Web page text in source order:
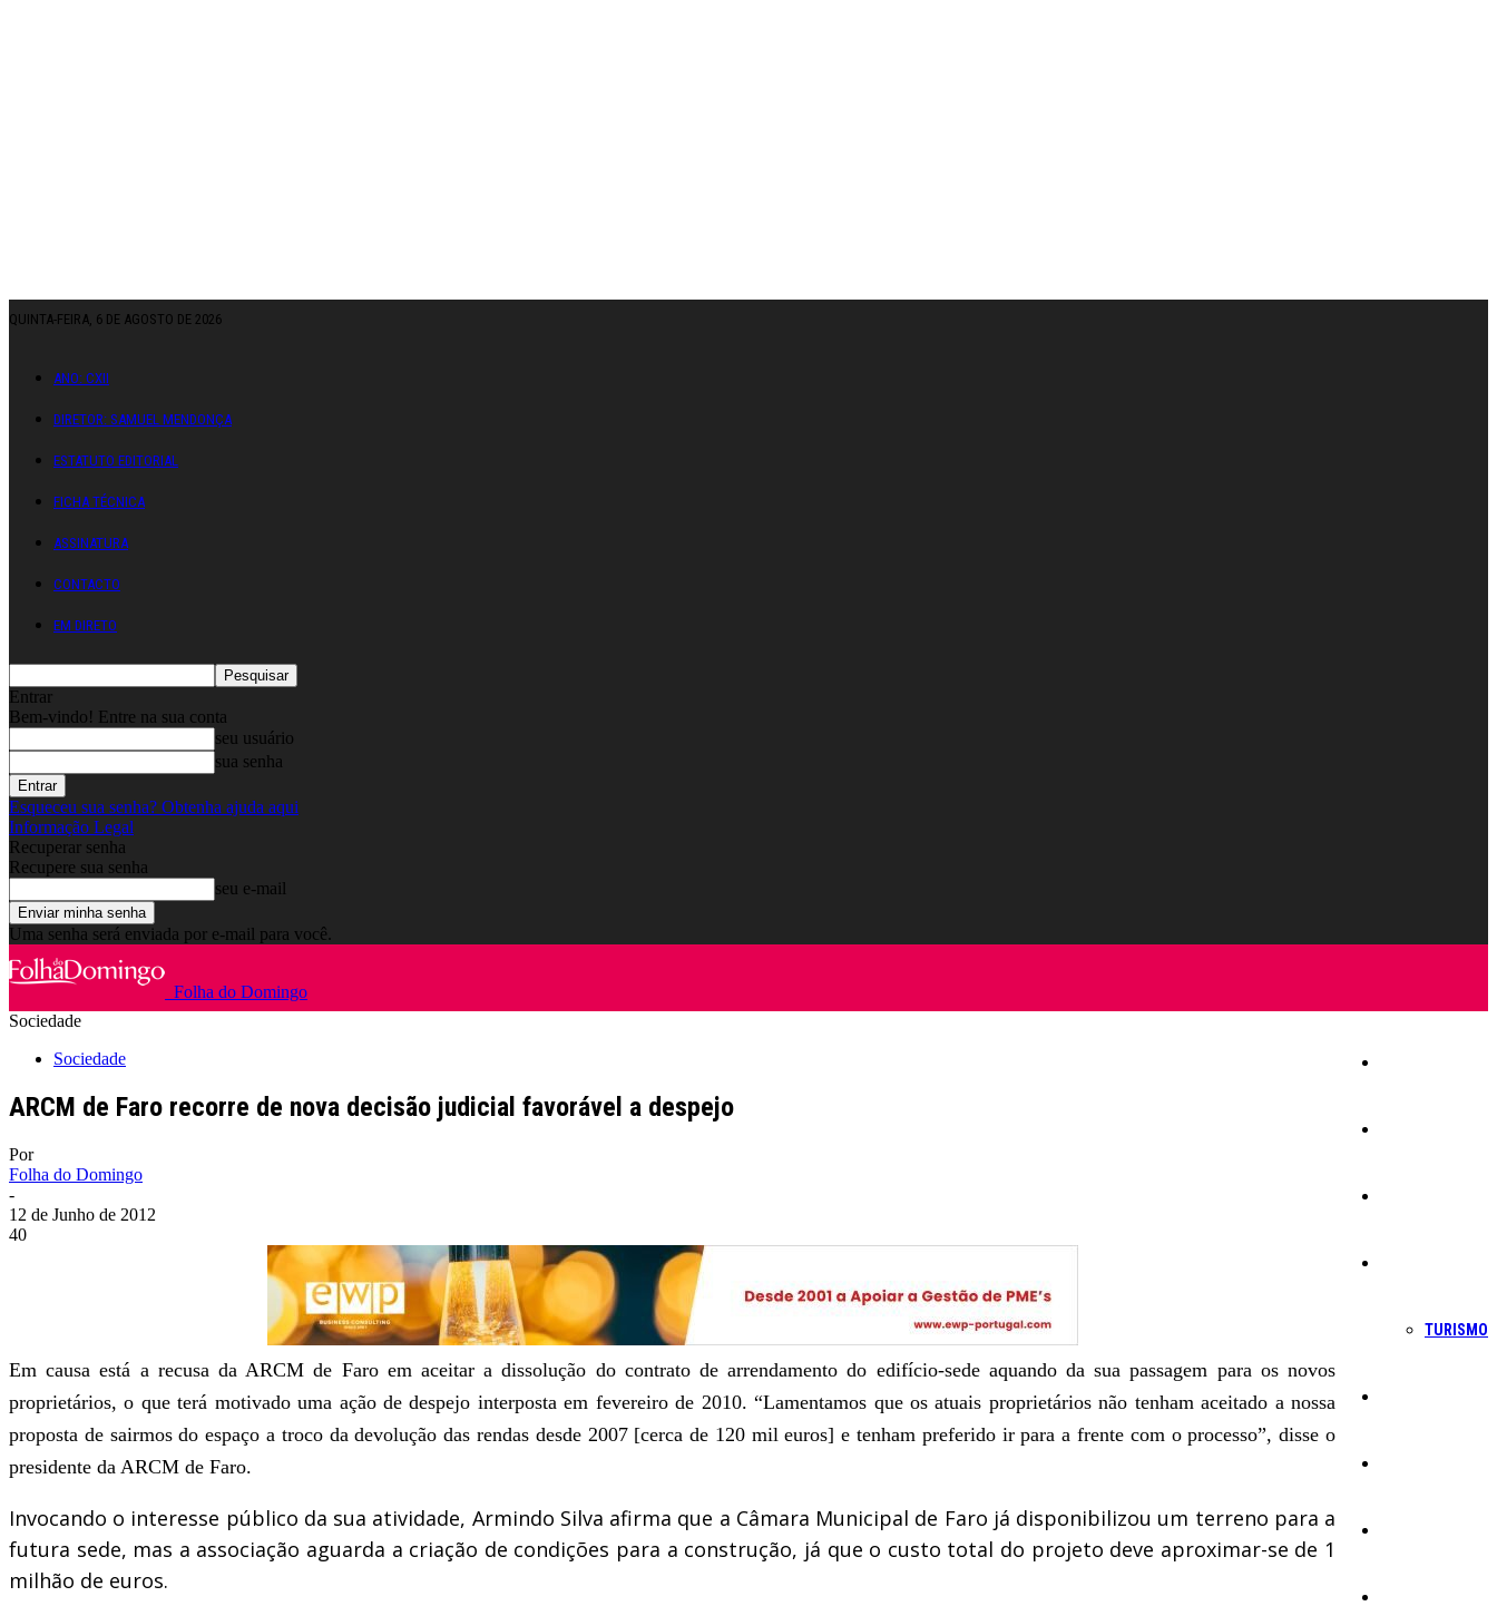
QUINTA-FEIRA, 6 DE AGOSTO DE 2026
ANO: CXII
DIRETOR: SAMUEL MENDONÇA
ESTATUTO EDITORIAL
FICHA TÉCNICA
ASSINATURA
CONTACTO
EM DIRETO
Entrar
Bem-vindo! Entre na sua conta
seu usuário
sua senha
Esqueceu sua senha? Obtenha ajuda aqui
Informação Legal
Recuperar senha
Recupere sua senha
seu e-mail
Uma senha será enviada por e-mail para você.
Folha do Domingo
TURISMO
Sociedade
Sociedade
ARCM de Faro recorre de nova decisão judicial favorável a despejo
Por
Folha do Domingo
-
12 de Junho de 2012
40
Em causa está a recusa da ARCM de Faro em aceitar a dissolução do contrato de arrendamento do edifício-sede aquando da sua passagem para os novos
proprietários, o que terá motivado uma ação de despejo interposta em fevereiro de 2010. “Lamentamos que os atuais proprietários não tenham aceitado a nossa
proposta de sairmos do espaço a troco da devolução das rendas desde 2007 [cerca de 120 mil euros] e tenham preferido ir para a frente com o processo”, disse o
presidente da ARCM de Faro.
Invocando o interesse público da sua atividade, Armindo Silva afirma que a Câmara Municipal de Faro já disponibilizou um terreno para a
futura sede, mas a associação aguarda a criação de condições para a construção, já que o custo total do projeto deve aproximar-se de 1
milhão de euros.